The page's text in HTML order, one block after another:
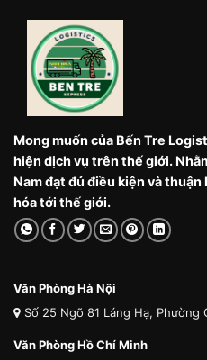
Mong muốn của Bến Tre
hiện dịch vụ trên thế giới.
Nam đạt đủ điều kiện và
hóa tới thế giới.
Văn Phòng Hà Nội
Số 25 Ngõ 81 Láng Hạ, Phường
Văn Phòng Hồ Chí Minh